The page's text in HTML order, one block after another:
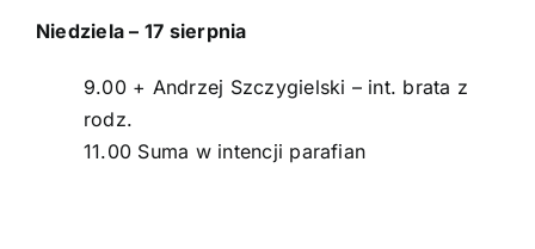
Niedziela – 17 sierpnia
9.00 + Andrzej Szczygielski – int. brata z
rodz.
11.00 Suma w intencji parafian